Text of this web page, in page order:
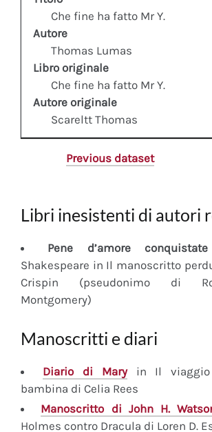
Che fine ha fatto Mr Y.
Autore
Thomas Lumas
Libro originale
Che fine ha fatto Mr Y.
Autore originale
Scareltt Thomas
Previous dataset
Libri inesistenti di autori
Pene d’amore conquistate
Shakespeare in Il manoscritto
Crispin (pseudonimo di
Montgomery)
Manoscritti e diari
Diariodi Maryin Il viaggio
bambina di Celia Rees
Manoscritto di John H.
Holmes contro Dracula di Loren D.